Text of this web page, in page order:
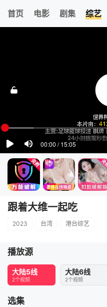
首页 电影 剧集 综艺
清空
跟着大维一起吃
2023 台湾 港台综艺
播放源
大陆5线
2个视频
大陆6线
2个视频
选集